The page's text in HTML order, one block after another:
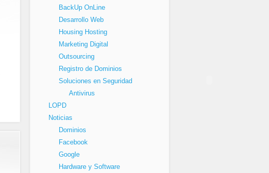
BackUp OnLine
Desarrollo Web
Housing Hosting
Marketing Digital
Outsourcing
Registro de Dominios
Soluciones en Seguridad
Antivirus
LOPD
Noticias
Dominios
Facebook
Google
Hardware y Software